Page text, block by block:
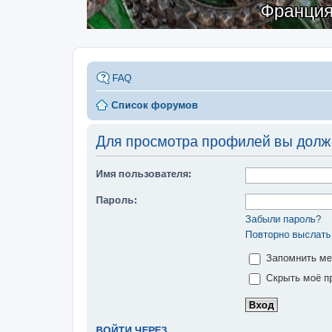
FAQ
Список форумов
Для просмотра профилей вы
Имя пользователя:
Пароль:
Забыли пароль?
Повторно
Запомнить
Скрыть моё